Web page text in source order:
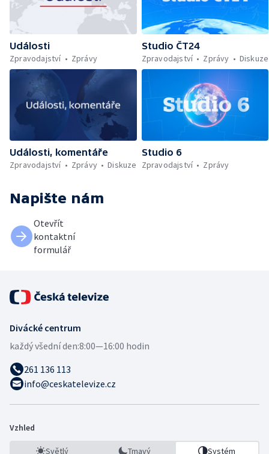
Události
Zpravodajství
Zprávy
Studio ČT24
Zpravodajství
Zprávy Diskuze
Události, komentáře
Zpravodajství
Zprávy Diskuze
Studio 6
Zpravodajství
Zprávy
Napište nám
Otevřít
kontaktní
formulář
Divácké centrum
každý všední den:8:00—16:00 hodin
261 136 113
info@ceskatelevize.cz
Vzhled
Světlý Tmavý Systém